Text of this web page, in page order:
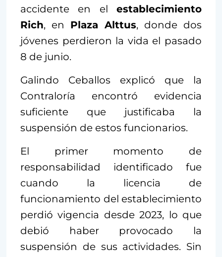
accidente en el establecimiento
Rich, en Plaza Alttus, donde dos
jóvenes perdieron la vida el pasado
8 de junio.
Galindo Ceballos explicó que la
Contraloría encontró evidencia
suficiente que justificaba la
suspensión de estos funcionarios.
El primer momento de
responsabilidad identificado fue
cuando la licencia de
funcionamiento del establecimiento
perdió vigencia desde 2023, lo que
debió haber provocado la
suspensión de sus actividades. Sin